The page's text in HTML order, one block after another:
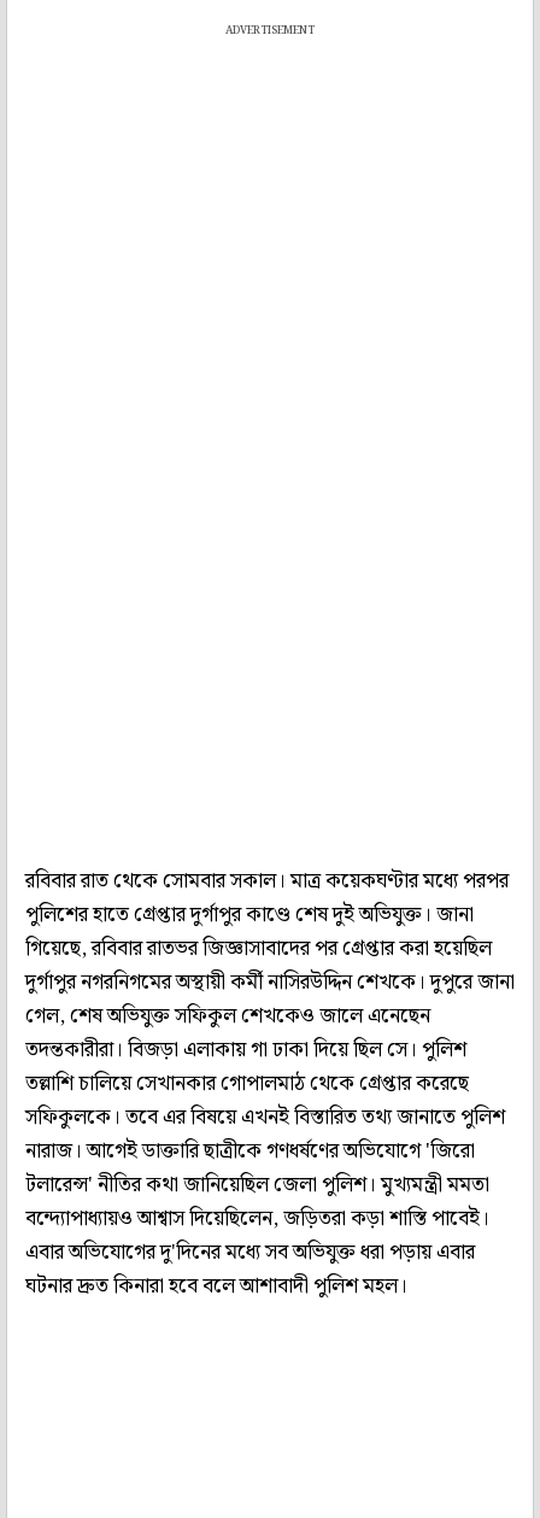
ADVERTISEMENT
রবিবার রাত থেকে সোমবার সকাল। মাত্র কয়েকঘণ্টার মধ্যে পরপর
পুলিশের হাতে গ্রেপ্তার দুর্গাপুর কাণ্ডে শেষ দুই অভিযুক্ত। জানা
গিয়েছে, রবিবার রাতভর জিজ্ঞাসাবাদের পর গ্রেপ্তার করা হয়েছিল
দুর্গাপুর নগরনিগমের অস্থায়ী কর্মী নাসিরউদ্দিন শেখকে। দুপুরে জানা
গেল, শেষ অভিযুক্ত সফিকুল শেখকেও জালে এনেছেন
তদন্তকারীরা। বিজড়া এলাকায় গা ঢাকা দিয়ে ছিল সে। পুলিশ
তল্লাশি চালিয়ে সেখানকার গোপালমাঠ থেকে গ্রেপ্তার করেছে
সফিকুলকে। তবে এর বিষয়ে এখনই বিস্তারিত তথ্য জানাতে পুলিশ
নারাজ। আগেই ডাক্তারি ছাত্রীকে গণধর্ষণের অভিযোগে 'জিরো
টলারেন্স' নীতির কথা জানিয়েছিল জেলা পুলিশ। মুখ্যমন্ত্রী মমতা
বন্দ্যোপাধ্যায়ও আশ্বাস দিয়েছিলেন, জড়িতরা কড়া শাস্তি পাবেই।
এবার অভিযোগের দু'দিনের মধ্যে সব অভিযুক্ত ধরা পড়ায় এবার
ঘটনার দ্রুত কিনারা হবে বলে আশাবাদী পুলিশ মহল।